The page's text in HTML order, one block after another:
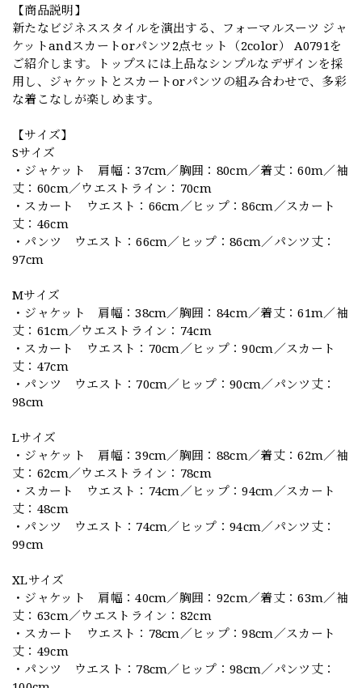
【商品説明】
新たなビジネススタイルを演出する、フォーマルスーツ ジャ
ケットandスカートorパンツ2点セット（2color） A0791を
ご紹介します。トップスには上品なシンプルなデザインを採
用し、ジャケットとスカートorパンツの組み合わせで、多彩
な着こなしが楽しめます。
【サイズ】
Sサイズ
・ジャケット 肩幅：37cm／胸囲：80cm／着丈：60m／袖
丈：60cm／ウエストライン：70cm
・スカート ウエスト：66cm／ヒップ：86cm／スカート
丈：46cm
・パンツ ウエスト：66cm／ヒップ：86cm／パンツ丈：
97cm
Mサイズ
・ジャケット 肩幅：38cm／胸囲：84cm／着丈：61m／袖
丈：61cm／ウエストライン：74cm
・スカート ウエスト：70cm／ヒップ：90cm／スカート
丈：47cm
・パンツ ウエスト：70cm／ヒップ：90cm／パンツ丈：
98cm
Lサイズ
・ジャケット 肩幅：39cm／胸囲：88cm／着丈：62m／袖
丈：62cm／ウエストライン：78cm
・スカート ウエスト：74cm／ヒップ：94cm／スカート
丈：48cm
・パンツ ウエスト：74cm／ヒップ：94cm／パンツ丈：
99cm
XLサイズ
・ジャケット 肩幅：40cm／胸囲：92cm／着丈：63m／袖
丈：63cm／ウエストライン：82cm
・スカート ウエスト：78cm／ヒップ：98cm／スカート
丈：49cm
・パンツ ウエスト：78cm／ヒップ：98cm／パンツ丈：